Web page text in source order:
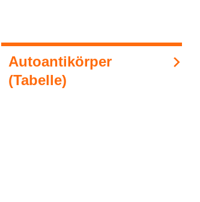
Auto­an­ti­kör­per
(Tabelle)